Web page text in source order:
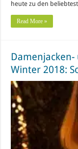
heute zu den
Read More »
Winter 2018: